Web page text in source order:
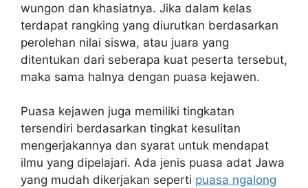
wungon dan khasiatnya. Jika dalam kelas
terdapat rangking yang diurutkan berdasarkan
perolehan nilai siswa, atau juara yang
ditentukan dari seberapa kuat peserta tersebut,
maka sama halnya dengan puasa kejawen.
Puasa kejawen juga memiliki tingkatan
tersendiri berdasarkan tingkat kesulitan
mengerjakannya dan syarat untuk mendapat
ilmu yang dipelajari. Ada jenis puasa adat Jawa
yang mudah dikerjakan seperti puasa ngalong